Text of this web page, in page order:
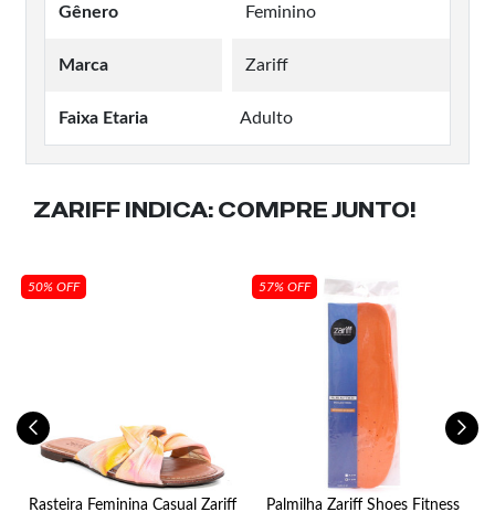
Gênero Feminino
Marca Zariff
Faixa Etaria Adulto
ZARIFF INDICA: COMPRE JUNTO!
50% OFF
Rasteira Feminina Casual Zariff
57% OFF
Palmilha Zariff Shoes Fitness